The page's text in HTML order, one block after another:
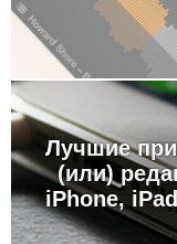
Лучшие
(или)
iPhone,